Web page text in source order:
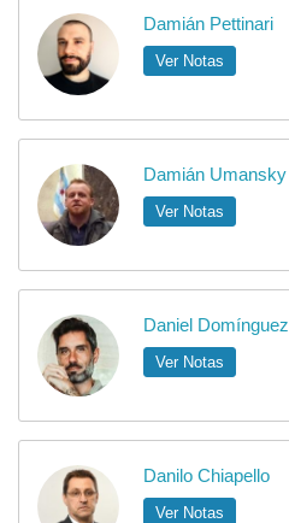
Damián Pettinari
Ver Notas
Damián Umansky
Ver Notas
Daniel Domínguez
Ver Notas
Danilo Chiapello
Ver Notas